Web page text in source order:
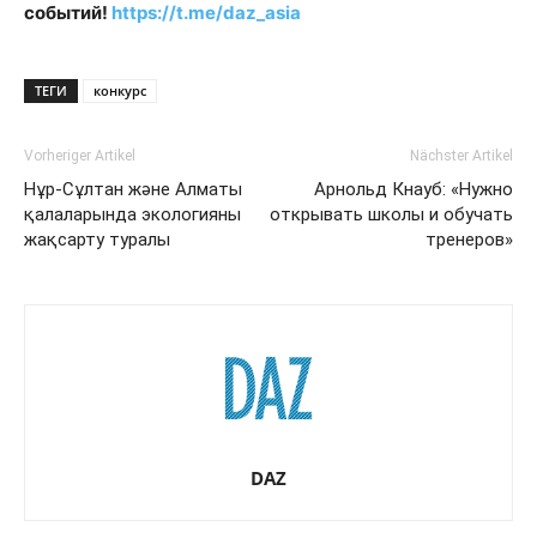
событий! https://t.me/daz_asia
ТЕГИ конкурс
Vorheriger Artikel
Нұр-Сұлтан және Алматы
қалаларында экологияны
жақсарту туралы
Nächster Artikel
Арнольд Кнауб: «Нужно
открывать школы и обучать
тренеров»
DAZ